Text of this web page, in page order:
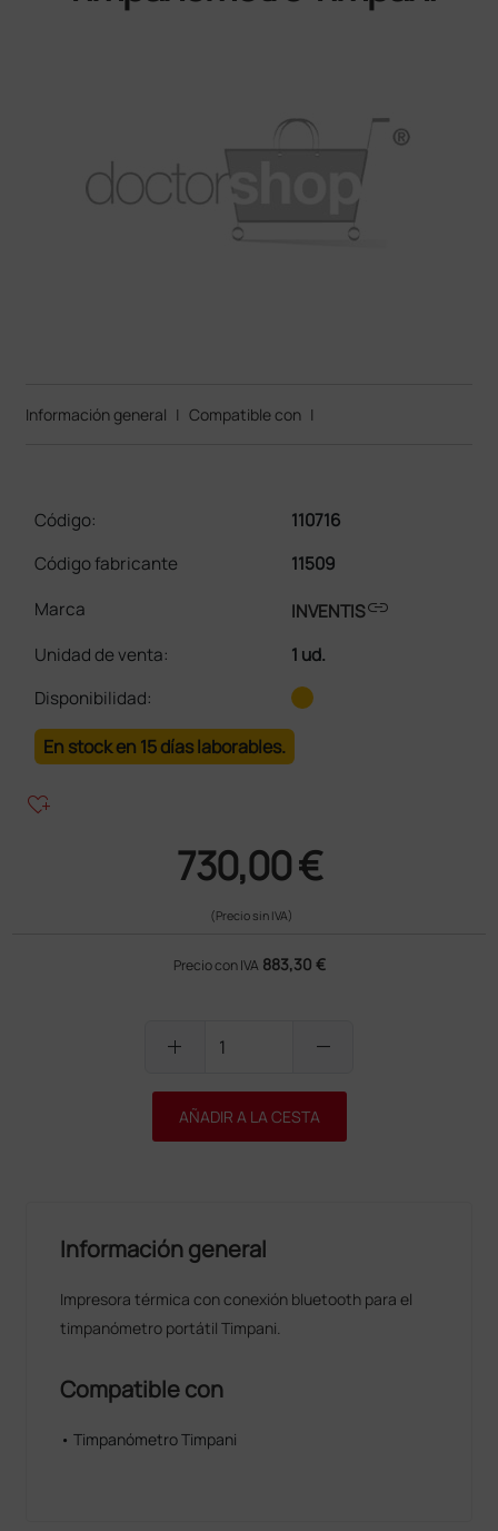
Información general | Compatible con |
Código:
110716
Código fabricante
11509
Marca
INVENTISlink
Unidad de venta:
1 ud.
Disponibilidad:
En stock en 15 días laborables.
heart_plus
730,00 €
(Precio sin IVA)
Precio con IVA 883,30 €
add remove
AÑADIR A LA CESTA
Información general
Impresora térmica con conexión bluetooth para el
timpanómetro portátil Timpani.
Compatible con
• Timpanómetro Timpani